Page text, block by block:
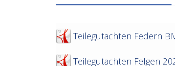
Teilegutachten Federn
Teilegutachten Felgen